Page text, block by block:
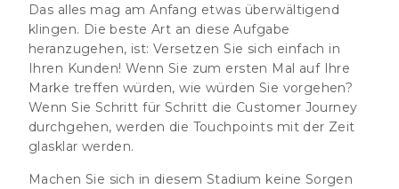
Das alles mag am Anfang etwas überwältigend
klingen. Die beste Art an diese Aufgabe
heranzugehen, ist: Versetzen Sie sich einfach in
Ihren Kunden! Wenn Sie zum ersten Mal auf Ihre
Marke treffen würden, wie würden Sie vorgehen?
Wenn Sie Schritt für Schritt die Customer Journey
durchgehen, werden die Touchpoints mit der Zeit
glasklar werden.
Machen Sie sich in diesem Stadium keine Sorgen